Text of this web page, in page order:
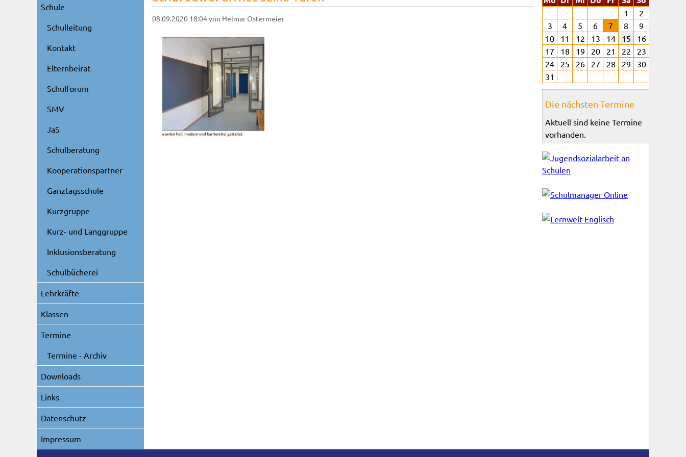
08.09.2020 18:04von Helmar Ostermeier
Schule
Schulleitung
Kontakt
Elternbeirat
Schulforum
SMV
JaS
Schulberatung
Kooperationspartner
Ganztagsschule
Kurzgruppe
Kurz- und Langgruppe
Inklusionsberatung
Schulbücherei
Lehrkräfte
Klassen
Termine
Termine - Archiv
Downloads
Links
Datenschutz
Impressum
1
2
3
4 5 6 7 8
9
10
11 12 13 14 15
16
17
18 19 20 21 22
23
24
25 26 27 28 29
30
31
Die nächsten Termine
Aktuell sind keine Termine
vorhanden.